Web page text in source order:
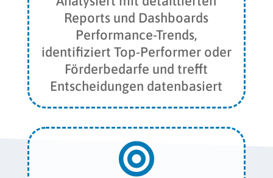
Reports und Dashboards
Performance-Trends,
identifiziert Top-Performer oder
Förderbedarfe und trefft
Entscheidungen datenbasiert
